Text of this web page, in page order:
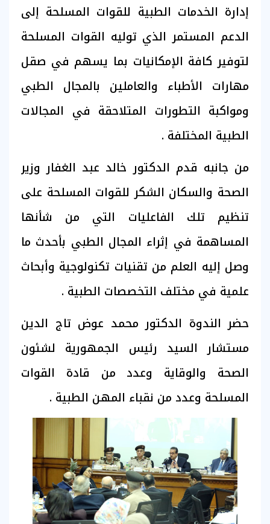
إدارة الخدمات الطبية للقوات المسلحة إلى
الدعم المستمر الذي توليه القوات المسلحة
لتوفير كافة الإمكانيات بما يسهم في صقل
مهارات الأطباء والعاملين بالمجال الطبي
ومواكبة التطورات المتلاحقة في المجالات
الطبية المختلفة .
من جانبه قدم الدكتور خالد عبد الغفار وزير
الصحة والسكان الشكر للقوات المسلحة على
تنظيم تلك الفاعليات التي من شأنها
المساهمة في إثراء المجال الطبي بأحدث ما
وصل إليه العلم من تقنيات تكنولوجية وأبحاث
علمية في مختلف التخصصات الطبية .
حضر الندوة الدكتور محمد عوض تاج الدين
مستشار السيد رئيس الجمهورية لشئون
الصحة والوقاية وعدد من قادة القوات
المسلحة وعدد من نقباء المهن الطبية .